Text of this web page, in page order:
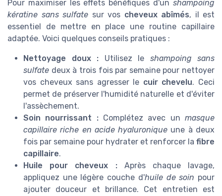
Pour maximiser les effets bénéfiques d'un shampoing
kératine sans sulfate sur vos cheveux abîmés, il est
essentiel de mettre en place une routine capillaire
adaptée. Voici quelques conseils pratiques :
Nettoyage doux : Utilisez le shampoing sans
sulfate deux à trois fois par semaine pour nettoyer
vos cheveux sans agresser le cuir chevelu. Ceci
permet de préserver l'humidité naturelle et d'éviter
l'assèchement.
Soin nourrissant :Complétez avec unmasque
capillaire riche en acide hyaluronique une à deux
fois par semaine pour hydrater et renforcer la fibre
capillaire.
Huile pour cheveux :Après chaque lavage,
appliquez une légère couche d'huile de soin pour
ajouter douceur et brillance. Cet entretien est